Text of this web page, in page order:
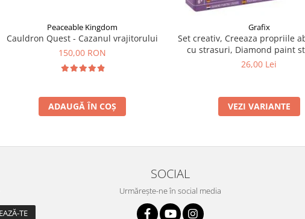
Peaceable Kingdom
Cauldron Quest - Cazanul vrajitorului
150,00 RON
ADAUGĂ ÎN COȘ
Grafix
Set creativ, Creeaza propriile
cu strasuri, Diamond paint
Grafix
26,00 Lei
VEZI VARIANTE
SOCIAL
Urmărește-ne în social media